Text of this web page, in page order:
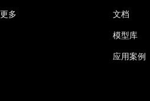
更多 文档
模型库
应用案例